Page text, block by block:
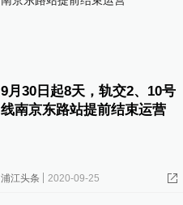
9月30日起8天，轨交2、10号
线南京东路站提前结束运营
浦江头条 2020-09-25